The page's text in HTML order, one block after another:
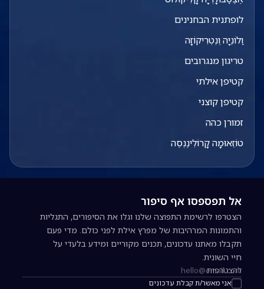
לופתנית הבחנינים
וַלוֹנְיָה וֶנְטְרִיקוֹזָה
טריגון מנגרובים
קטיפן אילתי
קטיפן קוצני
זמורן כהה
טוֹזֵאוּמָה קָרוֹלִינֶנְסֶה
אל תפספסו אף סיפור
הצטרפו לרשימת התפוצה שלנו וגלו את הסיפורים, התגליות
והתמונות המרהיבות של מפרץ אילת לפני כולם. מדי פעם
תקבלו מאתנו עדכונים, תכנים מקוריים ומידע בלעדי על
חיי השונית.
כתובת אימייל להרשמה לניוזלטר
אני מאשר/ת קבלת עדכונים
להצטרפות